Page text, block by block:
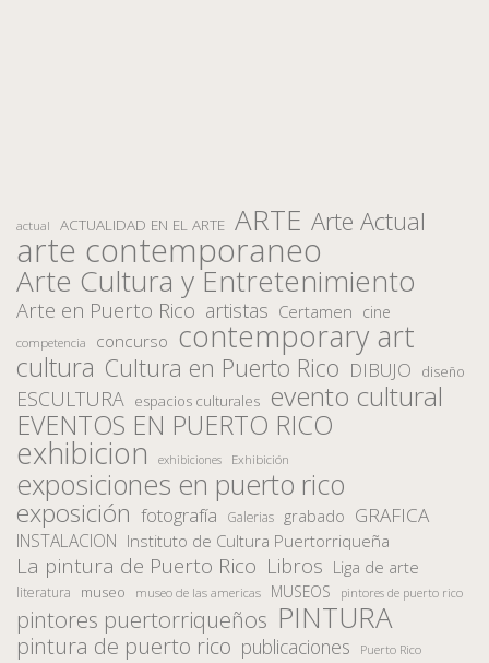
actual ACTUALIDAD EN EL ARTE ARTE Arte Actual
arte contemporaneo
Arte Cultura y Entretenimiento
Arte en Puerto Rico artistas Certamen cine
competencia concurso contemporary art
cultura Cultura en Puerto Rico DIBUJO diseño
ESCULTURA espacios culturales evento cultural
EVENTOS EN PUERTO RICO
exhibicion exhibiciones Exhibición
exposiciones en puerto rico
exposición fotografía Galerias grabado GRAFICA
INSTALACION Instituto de Cultura Puertorriqueña
La pintura de Puerto Rico Libros Liga de arte
literatura museo museo de las americas MUSEOS pintores de puerto rico
pintores puertorriqueños PINTURA
pintura de puerto rico publicaciones Puerto Rico